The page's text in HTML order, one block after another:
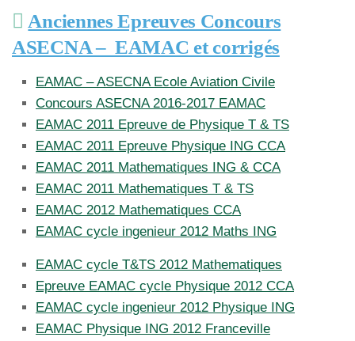
Anciennes Epreuves Concours
ASECNA – EAMAC et corrigés
EAMAC – ASECNA Ecole Aviation Civile
Concours ASECNA 2016-2017 EAMAC
EAMAC 2011 Epreuve de Physique T & TS
EAMAC 2011 Epreuve Physique ING CCA
EAMAC 2011 Mathematiques ING & CCA
EAMAC 2011 Mathematiques T & TS
EAMAC 2012 Mathematiques CCA
EAMAC cycle ingenieur 2012 Maths ING
EAMAC cycle T&TS 2012 Mathematiques
Epreuve EAMAC cycle Physique 2012 CCA
EAMAC cycle ingenieur 2012 Physique ING
EAMAC Physique ING 2012 Franceville